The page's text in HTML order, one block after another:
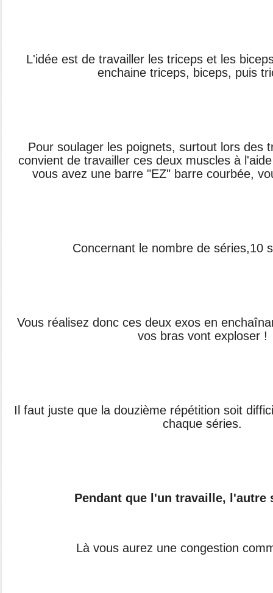
L'idée est de travailler les triceps et les
enchaine triceps, biceps, puis
Pour soulager les poignets, surtout lors des
convient de travailler ces deux muscles à
vous avez une barre "EZ" barre courbée,
Concernant le nombre de séries,10
Vous réalisez donc ces deux exos en
vos bras vont exploser !
Il faut juste que la douzième répétition soit
chaque séries.
Pendant que l'un travaille, l'autre
Là vous aurez une congestion